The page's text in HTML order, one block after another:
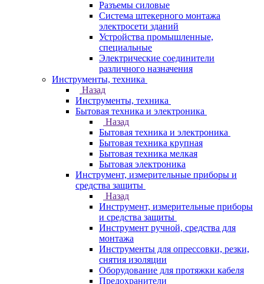
Разъемы силовые
Система штекерного монтажа
электросети зданий
Устройства промышленные,
специальные
Электрические соединители
различного назначения
Инструменты, техника
Назад
Инструменты, техника
Бытовая техника и электроника
Назад
Бытовая техника и электроника
Бытовая техника крупная
Бытовая техника мелкая
Бытовая электроника
Инструмент, измерительные приборы и
средства защиты
Назад
Инструмент, измерительные приборы
и средства защиты
Инструмент ручной, средства для
монтажа
Инструменты для опрессовки, резки,
снятия изоляции
Оборудование для протяжки кабеля
Предохранители